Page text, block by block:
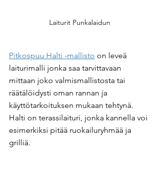
Laiturit Punkalaidun
Pitkospuu Halti -mallisto on leveä
laiturimalli jonka saa tarvittavaan
mittaan joko valmismallistosta tai
räätälöidysti oman rannan ja
käyttötarkoituksen mukaan tehtynä.
Halti on terassilaituri, jonka kannella voi
esimerkiksi pitää ruokailuryhmää ja
grilliä.